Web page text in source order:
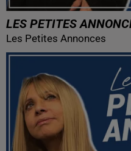
LES PETITES
Les Petites Annonces